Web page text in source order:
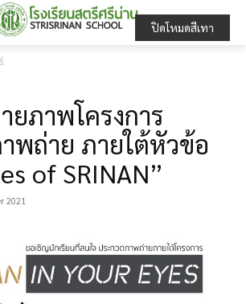
ยภาพโครงการ
พถ่าย ภายใต้หัวข้อ
of SRINAN”
2021
ปิดโหมดสีเทา